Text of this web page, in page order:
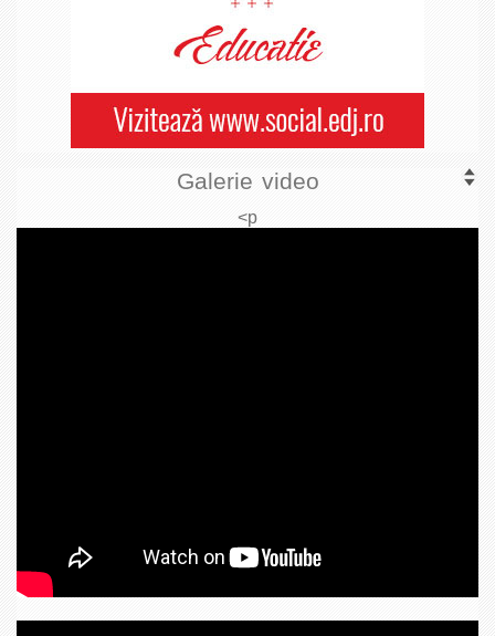
Galerie video
<p